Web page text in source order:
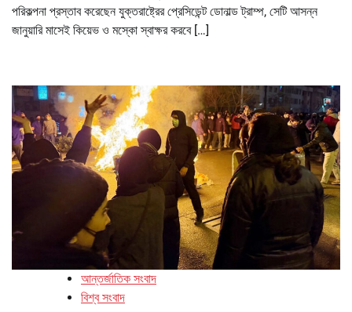
পরিকল্পনা প্রস্তাব করেছেন যুক্তরাষ্ট্রের প্রেসিডেন্ট ডোনাল্ড ট্রাম্প, সেটি আসন্ন
জানুয়ারি মাসেই কিয়েভ ও মস্কো স্বাক্ষর করবে […]
আন্তর্জাতিক সংবাদ
বিশ্ব সংবাদ